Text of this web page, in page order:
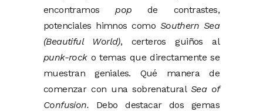
encontramospop de contrastes,
potenciales himnos como Southern Sea
(Beautiful World), certeros guiños al
punk-rocko temas que directamente se
muestran geniales. Qué manera de
comenzar con una sobrenaturalSea of
Confusion. Debo destacar dos gemas